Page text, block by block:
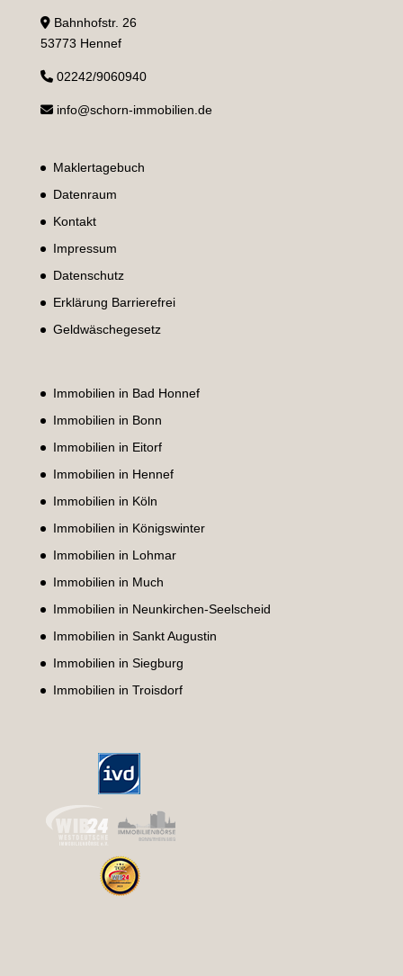
Bahnhofstr. 26
53773 Hennef
02242/9060940
info@schorn-immobilien.de
Maklertagebuch
Datenraum
Kontakt
Impressum
Datenschutz
Erklärung Barrierefrei
Geldwäschegesetz
Immobilien in Bad Honnef
Immobilien in Bonn
Immobilien in Eitorf
Immobilien in Hennef
Immobilien in Köln
Immobilien in Königswinter
Immobilien in Lohmar
Immobilien in Much
Immobilien in Neunkirchen-Seelscheid
Immobilien in Sankt Augustin
Immobilien in Siegburg
Immobilien in Troisdorf